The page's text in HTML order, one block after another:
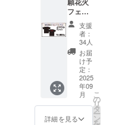
※CAMP
FIREの
メッ
セージ
機能よ
り御礼
メッ
セージ
をお送
りいた
しま
す。
ス公認
のクラ
ウド
ファン
ディン
グでし
か手に
入らな
い限定
商品に
なりま
す。皆
様から
フェ
ニック
ス」オ
リジナ
ルのT
シャツ
です。
※色はブ
ラック
の1種類
です ※
サイズ
支援
者：
34人
お届
け予
定：
2025
年09
月
詳細を見る
こ
の
リ
タ
ー
ン